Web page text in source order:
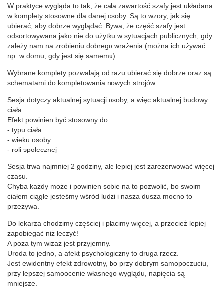
W praktyce wygląda to tak, że cała zawartość szafy jest układana
w komplety stosowne dla danej osoby. Są to wzory, jak się
ubierać, aby dobrze wyglądać. Bywa, że część szafy jest
odsortowywana jako nie do użytku w sytuacjach publicznych, gdy
zależy nam na zrobieniu dobrego wrażenia (można ich używać
np. w domu, gdy jest się samemu).
Wybrane komplety pozwalają od razu ubierać się dobrze oraz są
schematami do kompletowania nowych strojów.
Sesja dotyczy aktualnej sytuacji osoby, a więc aktualnej budowy
ciała.
Efekt powinien być stosowny do:
- typu ciała
- wieku osoby
- roli społecznej
Sesja trwa najmniej 2 godziny, ale lepiej jest zarezerwować więcej
czasu.
Chyba każdy może i powinien sobie na to pozwolić, bo swoim
ciałem ciągle jesteśmy wśród ludzi i nasza dusza mocno to
przeżywa.
Do lekarza chodzimy częściej i płacimy więcej, a przecież lepiej
zapobiegać niż leczyć!
A poza tym wizaż jest przyjemny.
Uroda to jedno, a afekt psychologiczny to druga rzecz.
Jest ewidentny efekt zdrowotny, bo przy dobrym samopoczuciu,
przy lepszej samoocenie własnego wyglądu, napięcia są
mniejsze.